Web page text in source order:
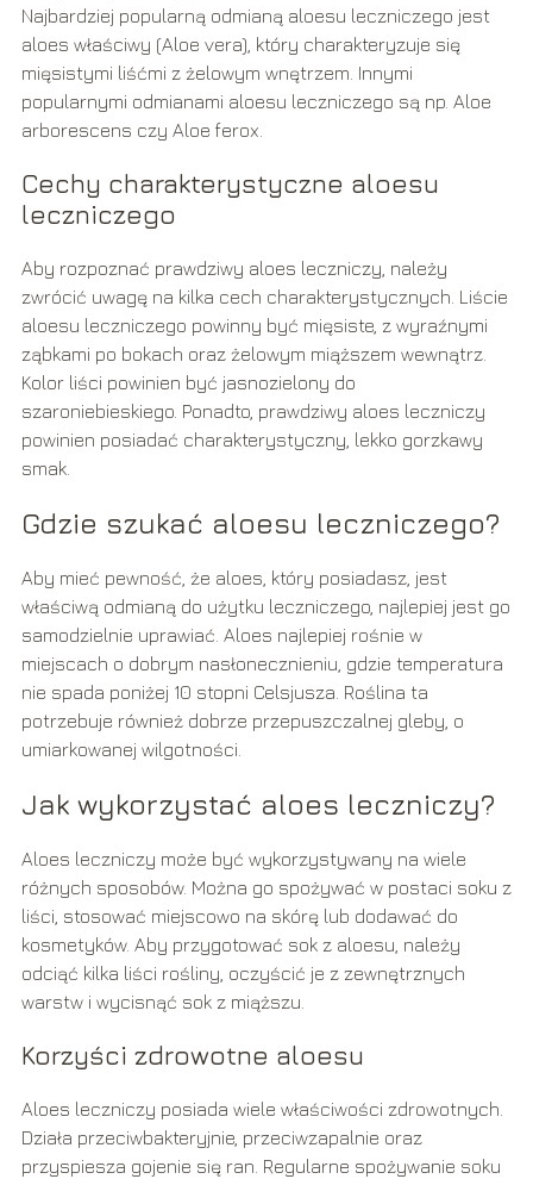
Najbardziej popularną odmianą aloesu leczniczego jest
aloes właściwy (Aloe vera), który charakteryzuje się
mięsistymi liśćmi z żelowym wnętrzem. Innymi
popularnymi odmianami aloesu leczniczego są np. Aloe
arborescens czy Aloe ferox.
Cechy charakterystyczne aloesu
leczniczego
Aby rozpoznać prawdziwy aloes leczniczy, należy
zwrócić uwagę na kilka cech charakterystycznych. Liście
aloesu leczniczego powinny być mięsiste, z wyraźnymi
ząbkami po bokach oraz żelowym miąższem wewnątrz.
Kolor liści powinien być jasnozielony do
szaroniebieskiego. Ponadto, prawdziwy aloes leczniczy
powinien posiadać charakterystyczny, lekko gorzkawy
smak.
Gdzie szukać aloesu leczniczego?
Aby mieć pewność, że aloes, który posiadasz, jest
właściwą odmianą do użytku leczniczego, najlepiej jest go
samodzielnie uprawiać. Aloes najlepiej rośnie w
miejscach o dobrym nasłonecznieniu, gdzie temperatura
nie spada poniżej 10 stopni Celsjusza. Roślina ta
potrzebuje również dobrze przepuszczalnej gleby, o
umiarkowanej wilgotności.
Jak wykorzystać aloes leczniczy?
Aloes leczniczy może być wykorzystywany na wiele
różnych sposobów. Można go spożywać w postaci soku z
liści, stosować miejscowo na skórę lub dodawać do
kosmetyków. Aby przygotować sok z aloesu, należy
odciąć kilka liści rośliny, oczyścić je z zewnętrznych
warstw i wycisnąć sok z miąższu.
Korzyści zdrowotne aloesu
Aloes leczniczy posiada wiele właściwości zdrowotnych.
Działa przeciwbakteryjnie, przeciwzapalnie oraz
przyspiesza gojenie się ran. Regularne spożywanie soku